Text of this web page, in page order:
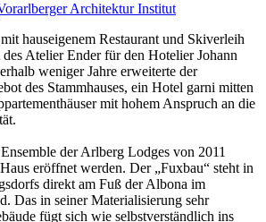
Architektur Institut
hauseigenem Restaurant und Skiverleih
Atelier Ender für den Hotelier Johann
weniger Jahre erweiterte der
des Stammhauses, ein Hotel garni mitten
mit hohem Anspruch an die
der Arlberg Lodges von 2011
eröffnet werden. Der „Fuxbau“ steht in
direkt am Fuß der Albona im
Das in seiner Materialisierung sehr
fügt sich wie selbstverständlich ins